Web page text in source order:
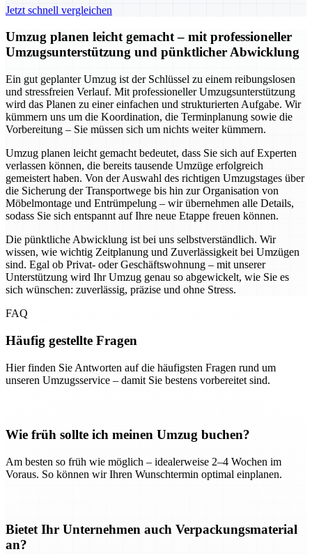
Jetzt schnell vergleichen
Umzug planen leicht gemacht – mit professioneller
Umzugsunterstützung und pünktlicher Abwicklung
Ein gut geplanter Umzug ist der Schlüssel zu einem reibungslosen
und stressfreien Verlauf. Mit professioneller Umzugsunterstützung
wird das Planen zu einer einfachen und strukturierten Aufgabe. Wir
kümmern uns um die Koordination, die Terminplanung sowie die
Vorbereitung – Sie müssen sich um nichts weiter kümmern.
Umzug planen leicht gemacht bedeutet, dass Sie sich auf Experten
verlassen können, die bereits tausende Umzüge erfolgreich
gemeistert haben. Von der Auswahl des richtigen Umzugstages über
die Sicherung der Transportwege bis hin zur Organisation von
Möbelmontage und Entrümpelung – wir übernehmen alle Details,
sodass Sie sich entspannt auf Ihre neue Etappe freuen können.
Die pünktliche Abwicklung ist bei uns selbstverständlich. Wir
wissen, wie wichtig Zeitplanung und Zuverlässigkeit bei Umzügen
sind. Egal ob Privat- oder Geschäftswohnung – mit unserer
Unterstützung wird Ihr Umzug genau so abgewickelt, wie Sie es
sich wünschen: zuverlässig, präzise und ohne Stress.
FAQ
Häufig gestellte Fragen
Hier finden Sie Antworten auf die häufigsten Fragen rund um
unseren Umzugsservice – damit Sie bestens vorbereitet sind.
Wie früh sollte ich meinen Umzug buchen?
Am besten so früh wie möglich – idealerweise 2–4 Wochen im
Voraus. So können wir Ihren Wunschtermin optimal einplanen.
Bietet Ihr Unternehmen auch Verpackungsmaterial
an?